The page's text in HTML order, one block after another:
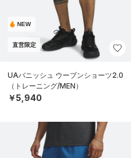
NEW
直営限定
UAバニッシュ ウーブンショーツ2.0
（トレーニング/MEN）
￥5,940